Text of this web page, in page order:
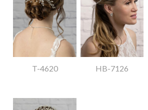
T-4620 HB-7126